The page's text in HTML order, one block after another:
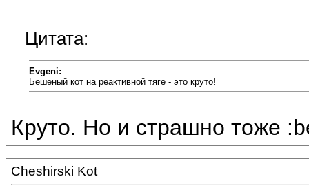
Цитата:
Evgeni:
Бешеный кот на реактивной тяге - это круто!
Круто. Но и страшно тоже
Cheshirski Kot